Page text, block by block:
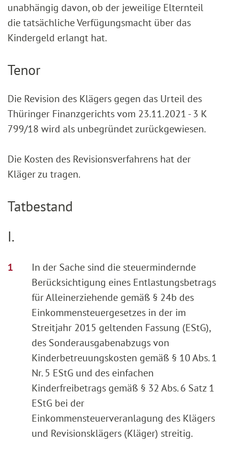
unabhängig davon, ob der jeweilige Elternteil
die tatsächliche Verfügungsmacht über das
Kindergeld erlangt hat.
Tenor
Die Revision des Klägers gegen das Urteil des
Thüringer Finanzgerichts vom 23.11.2021 - 3 K
799/18 wird als unbegründet zurückgewiesen.
Die Kosten des Revisionsverfahrens hat der
Kläger zu tragen.
Tatbestand
I.
In der Sache sind die steuermindernde
Berücksichtigung eines Entlastungsbetrags
für Alleinerziehende gemäß § 24b des
Einkommensteuergesetzes in der im
Streitjahr 2015 geltenden Fassung (EStG),
des Sonderausgabenabzugs von
Kinderbetreuungskosten gemäß § 10 Abs. 1
Nr. 5 EStG und des einfachen
Kinderfreibetrags gemäß § 32 Abs. 6 Satz 1
EStG bei der
Einkommensteuerveranlagung des Klägers
und Revisionsklägers (Kläger) streitig.